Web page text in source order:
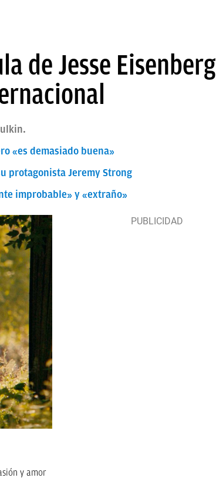
de Jesse Eisenberg
«es demasiado buena»
protagonista Jeremy Strong
improbable» y «extraño»
y amor